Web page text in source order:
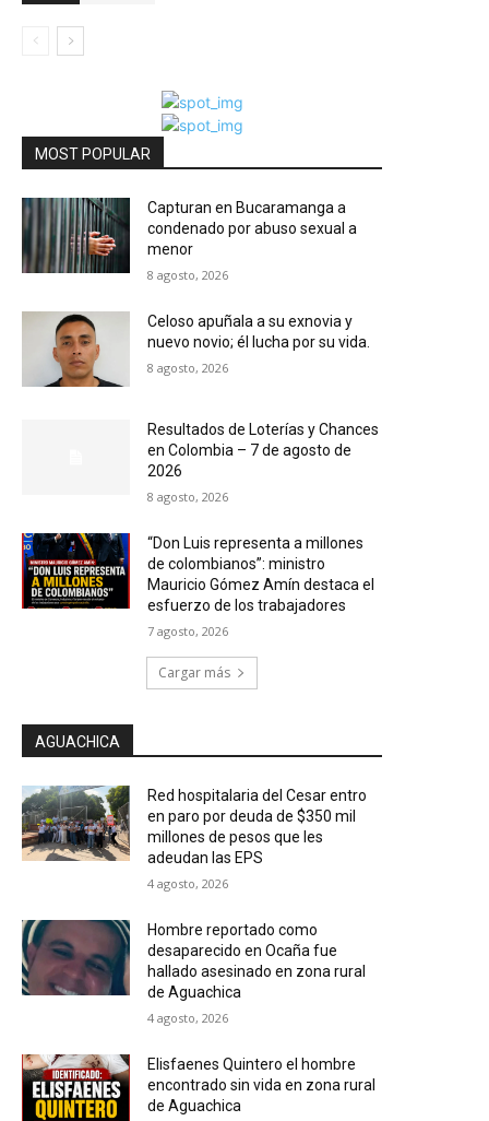
MOST POPULAR
Capturan en Bucaramanga a
condenado por abuso sexual a
menor
8 agosto, 2026
Celoso apuñala a su exnovia y
nuevo novio; él lucha por su vida.
8 agosto, 2026
Resultados de Loterías y Chances
en Colombia – 7 de agosto de
2026
8 agosto, 2026
“Don Luis representa a millones
de colombianos”: ministro
Mauricio Gómez Amín destaca el
esfuerzo de los trabajadores
7 agosto, 2026
Cargar más
AGUACHICA
Red hospitalaria del Cesar entro
en paro por deuda de $350 mil
millones de pesos que les
adeudan las EPS
4 agosto, 2026
Hombre reportado como
desaparecido en Ocaña fue
hallado asesinado en zona rural
de Aguachica
4 agosto, 2026
Elisfaenes Quintero el hombre
encontrado sin vida en zona rural
de Aguachica